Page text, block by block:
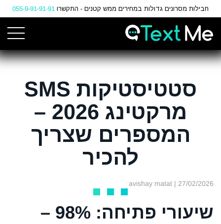
Skip
to
Content
חבילות מסרונים גדולות במחירים ממש קטנים - התקשרו 055-9-91-91-91
סטטיסטיקות SMS
מרקטינג 2026 –
המספרים שצריך
להכיר
27/02/2026
| avishay matat
שיעורי פתיחה: 98% –